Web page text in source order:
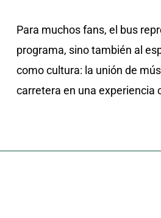
Para muchos fans, el bus
programa, sino también al
como cultura: la unión de
carretera en una experiencia